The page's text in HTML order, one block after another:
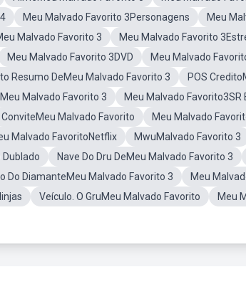
Meu Malvado Favorito 3Personagens
Meu
Malvado Favorito 3
Meu Malvado Favorito
Meu Malvado Favorito 3DVD
Meu Malvado
Resumo DeMeu Malvado Favorito 3
POS
Malvado Favorito 3
Meu Malvado Favorito3SR
ConviteMeu Malvado Favorito
Meu Malvado
Malvado FavoritoNetflix MwuMalvado Favorito 3
Nave Do Dru DeMeu Malvado Favorito 3
Do DiamanteMeu Malvado Favorito 3
Meu
Veículo. O GruMeu Malvado Favorito
Meu